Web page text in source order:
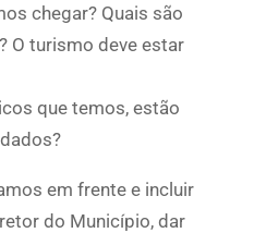
chegar? Quais são
O turismo deve estar
que temos, estão
em frente e incluir
do Município, dar